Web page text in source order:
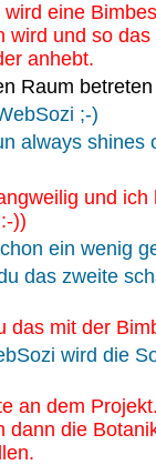
wird eine
wird und so
anhebt.
Raum betreten
;-)
always shines
und
))
ein wenig
das zweite
das mit der
wird die
an dem
dann die